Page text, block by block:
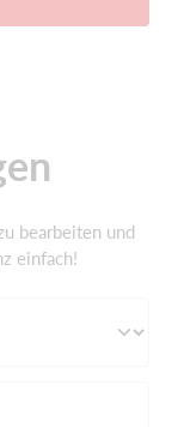
bearbeiten und
einfach!